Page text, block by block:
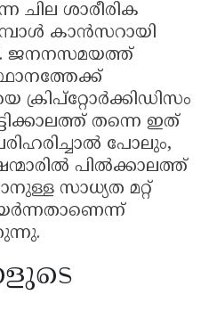
ചില ശാരീരിക
കാൻസറായി
ജനനസമയത്ത്
തന്നെ ഇത്
പോലും,
പിൽക്കാലത്ത്
സാധ്യത മറ്റ്